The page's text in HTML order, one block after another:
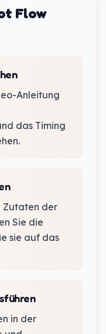
Flow
Anleitung
das Timing
Zutaten der
Sie die
sie auf das
in der